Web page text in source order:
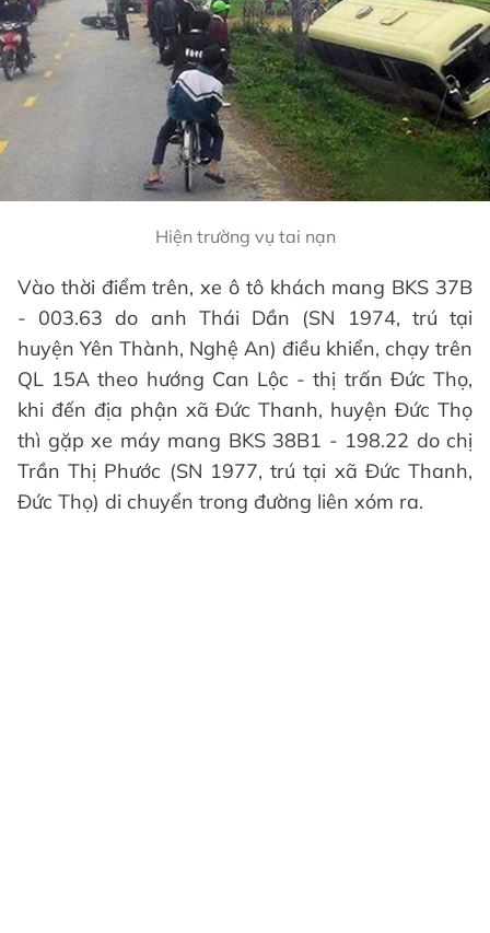
Hiện trường vụ tai nạn
Vào thời điểm trên, xe ô tô khách mang BKS 37B
- 003.63 do anh Thái Dần (SN 1974, trú tại
huyện Yên Thành, Nghệ An) điều khiển, chạy trên
QL 15A theo hướng Can Lộc - thị trấn Đức Thọ,
khi đến địa phận xã Đức Thanh, huyện Đức Thọ
thì gặp xe máy mang BKS 38B1 - 198.22 do chị
Trần Thị Phước (SN 1977, trú tại xã Đức Thanh,
Đức Thọ) di chuyển trong đường liên xóm ra.